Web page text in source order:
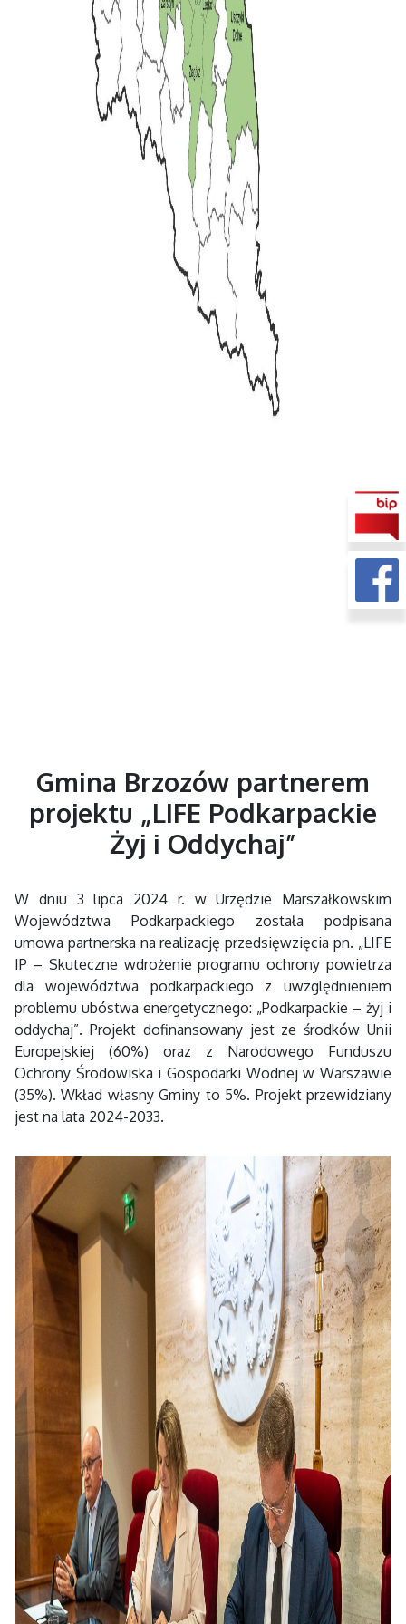
Gmina Brzozów partnerem
projektu „LIFE Podkarpackie
Żyj i Oddychaj”
W dniu 3 lipca 2024 r. w Urzędzie Marszałkowskim
Województwa Podkarpackiego została podpisana
umowa partnerska na realizację przedsięwzięcia pn. „LIFE
IP – Skuteczne wdrożenie programu ochrony powietrza
dla województwa podkarpackiego z uwzględnieniem
problemu ubóstwa energetycznego: „Podkarpackie – żyj i
oddychaj”. Projekt dofinansowany jest ze środków Unii
Europejskiej (60%) oraz z Narodowego Funduszu
Ochrony Środowiska i Gospodarki Wodnej w Warszawie
(35%). Wkład własny Gminy to 5%. Projekt przewidziany
jest na lata 2024-2033.